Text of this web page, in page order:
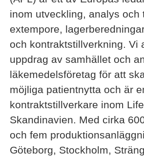
inom utveckling, analys och
extempore,
och kontraktstillverkning. Vi
uppdrag av samhället och
läkemedelsföretag för att
möjliga patientnytta och är
kontraktstillverkare inom
Skandinavien. Med cirka
och fem
Göteborg, Stockholm,